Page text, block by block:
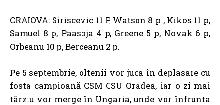
CRAIOVA: Siriscevic 11 P, Watson 8 p , Kikos 11 p,
Samuel 8 p, Paasoja 4 p, Greene 5 p, Novak 6 p,
Orbeanu 10 p, Berceanu 2 p.
Pe 5 septembrie, oltenii vor juca în deplasare cu
fosta campioană CSM CSU Oradea, iar o zi mai
târziu vor merge în Ungaria, unde vor înfrunta